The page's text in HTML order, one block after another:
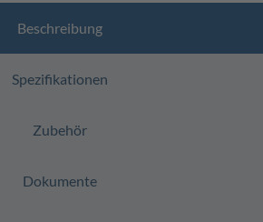
Beschreibung
Spezifikationen
Zubehör
Dokumente